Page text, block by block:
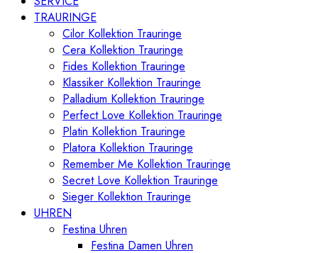
TRAURINGE
Cilor Kollektion Trauringe
Cera Kollektion Trauringe
Fides Kollektion Trauringe
Klassiker Kollektion Trauringe
Palladium Kollektion Trauringe
Perfect Love Kollektion Trauringe
Platin Kollektion Trauringe
Platora Kollektion Trauringe
Remember Me Kollektion Trauringe
Secret Love Kollektion Trauringe
Sieger Kollektion Trauringe
UHREN
Festina Uhren
Festina Damen Uhren